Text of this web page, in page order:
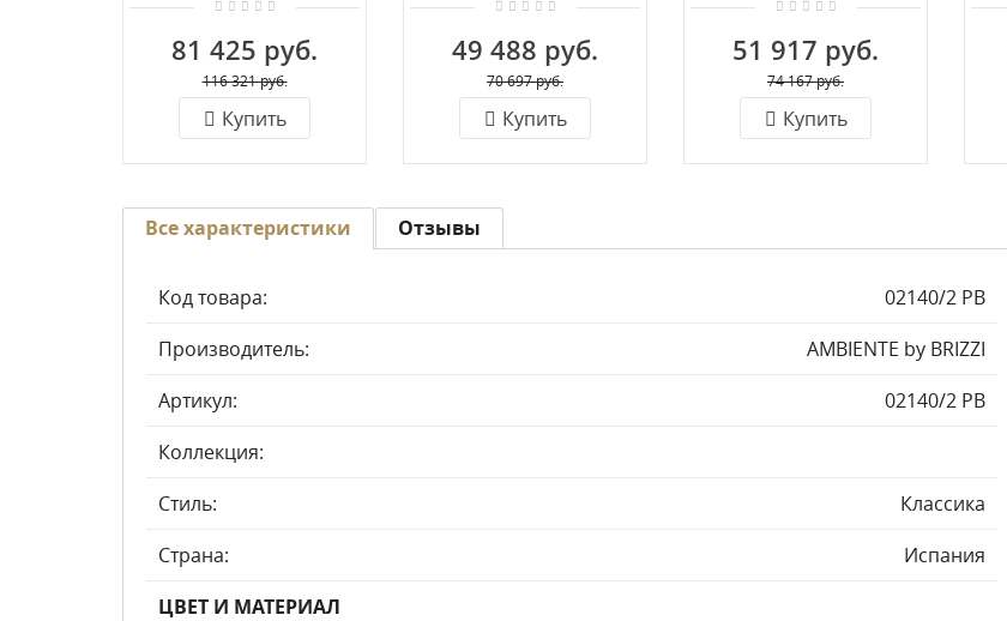
81 425 руб.
116 321 руб.
Купить
49 488 руб.
70 697 руб.
Купить
51 917 руб.
74 167 руб.
Купить
Все характеристики
Код товара:
02140/2 PB
Производитель:
AMBIENTE by BRIZZI
Артикул:
02140/2 PB
Коллекция:
Стиль:
Классика
Страна:
Испания
ЦВЕТ И МАТЕРИАЛ
Отзывы